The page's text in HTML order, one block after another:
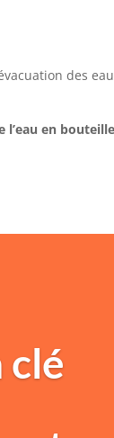
des
l’eau en bouteille
clé